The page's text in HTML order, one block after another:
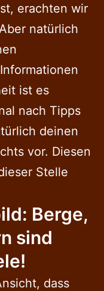
erachten wir
natürlich
ist es
nach Tipps
deinen
vor. Diesen
Stelle
Berge,
sind
dass